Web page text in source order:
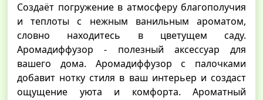
Создаёт погружение в атмосферу благополучия
и теплоты с нежным ванильным ароматом,
словно находитесь в цветущем саду.
Аромадиффузор - полезный аксессуар для
вашего дома. Аромадиффузор с палочками
добавит нотку стиля в ваш интерьер и создаст
ощущение уюта и комфорта. Ароматный